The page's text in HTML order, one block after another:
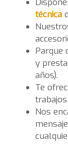
técnica
Parque
y
años).
Te
Nos